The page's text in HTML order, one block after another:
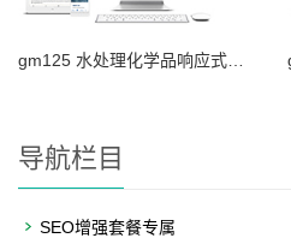
导航栏目
SEO增强套餐专属